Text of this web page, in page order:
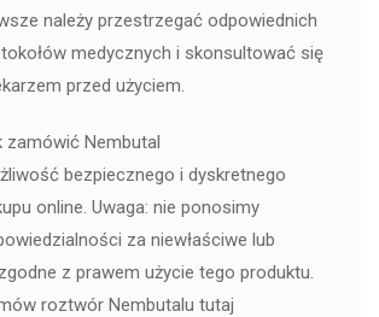
należy przestrzegać odpowiednich
medycznych i skonsultować się
przed użyciem.
zamówić Nembutal
bezpiecznego i dyskretnego
online. Uwaga: nie ponosimy
za niewłaściwe lub
z prawem użycie tego produktu.
roztwór Nembutalu tutaj